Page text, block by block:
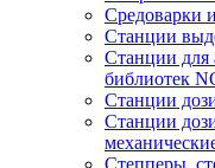
Средоварки
Станции
Станции для
библиотек
Станции
Станции
Степперы,